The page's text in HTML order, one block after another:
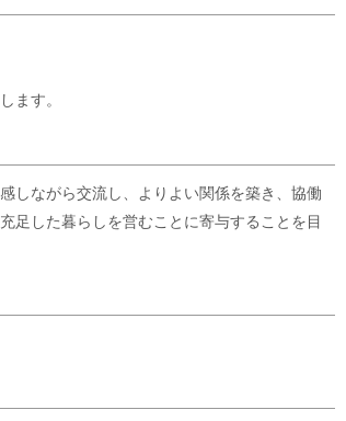
ます。
しながら交流し、よりよい関係を築き、協働
足した暮らしを営むことに寄与することを目